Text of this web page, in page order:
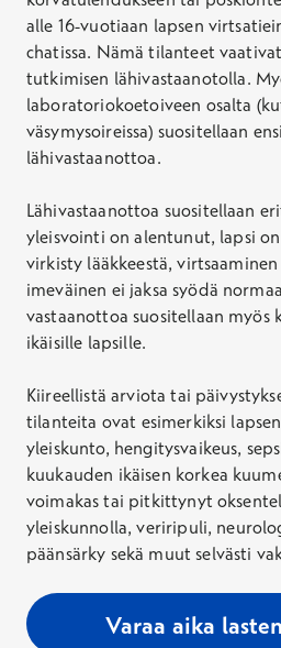
alle 16-vuotiaan lapsen
chatissa. Nämä tilanteet
tutkimisen lähivastaanotolla.
laboratoriokoetoiveen osalta
väsymysoireissa) suositellaan
lähivastaanottoa.
Lähivastaanottoa suositellaan
yleisvointi on alentunut, lapsi
virkisty lääkkeestä,
imeväinen ei jaksa syödä
vastaanottoa suositellaan myös
ikäisille lapsille.
Kiireellistä arviota tai
tilanteita ovat esimerkiksi
yleiskunto, hengitysvaikeus,
kuukauden ikäisen korkea
voimakas tai pitkittynyt
yleiskunnolla, veriripuli,
päänsärky sekä muut selvästi
Varaa aika